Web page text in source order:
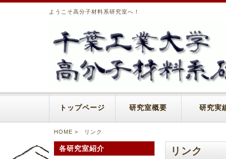
ようこそ高分子材料系研究室へ！
トップページ 研究室概要 研究実
HOME > リンク
リンク
各研究室紹介